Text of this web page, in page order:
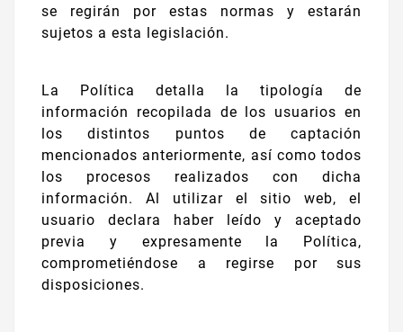
se regirán por estas normas y estarán
sujetos a esta legislación.
La Política detalla la tipología de
información recopilada de los usuarios en
los distintos puntos de captación
mencionados anteriormente, así como todos
los procesos realizados con dicha
información. Al utilizar el sitio web, el
usuario declara haber leído y aceptado
previa y expresamente la Política,
comprometiéndose a regirse por sus
disposiciones.